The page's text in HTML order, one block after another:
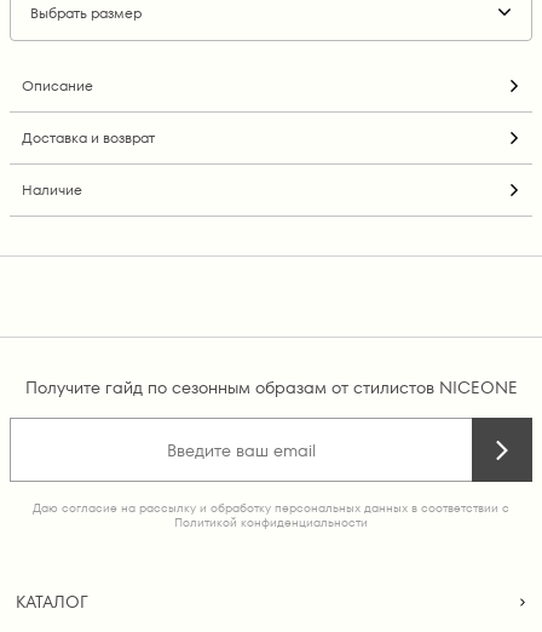
Выбрать размер
Описание
Доставка и возврат
Наличие
Получите гайд по сезонным образам от стилистов NICEONE
Даю согласие на рассылку и обработку персональных данных в соответствии с
Политикой конфиденциальности
КАТАЛОГ